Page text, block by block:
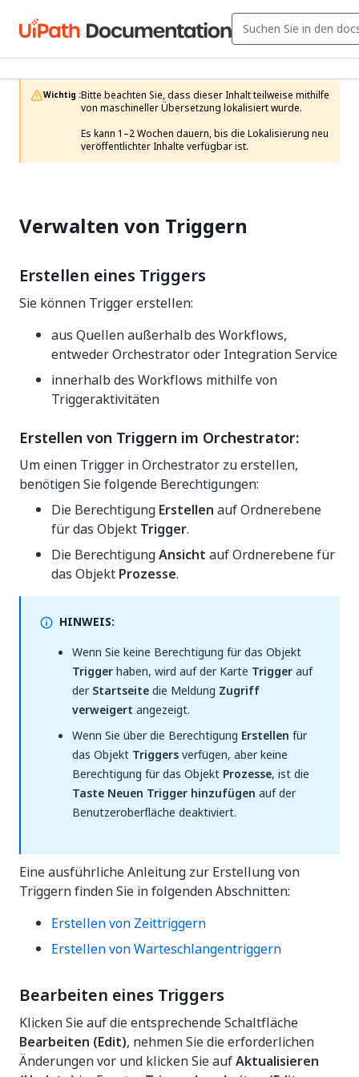
Wichtig :Bitte beachten Sie, dass dieser Inhalt teilweise mithilfe
von maschineller Übersetzung lokalisiert wurde.
Es kann 1–2 Wochen dauern, bis die Lokalisierung neu
veröffentlichter Inhalte verfügbar ist.
Verwalten von Triggern
Erstellen eines Triggers
Sie können Trigger erstellen:
aus Quellen außerhalb des Workflows,
entweder Orchestrator oder Integration Service
innerhalb des Workflows mithilfe von
Triggeraktivitäten
Erstellen von Triggern im Orchestrator:
Um einen Trigger in Orchestrator zu erstellen,
benötigen Sie folgende Berechtigungen:
Die Berechtigung Erstellen auf Ordnerebene
für das Objekt Trigger.
Die BerechtigungAnsicht auf Ordnerebene für
das Objekt Prozesse.
HINWEIS:
Wenn Sie keine Berechtigung für das Objekt
Triggerhaben, wird auf der Karte Triggerauf
derStartseitedie Meldung Zugriff
verweigert angezeigt.
Wenn Sie über die Berechtigung Erstellen für
das Objekt Triggersverfügen, aber keine
Berechtigung für das Objekt Prozesse, ist die
Taste Neuen Trigger hinzufügen auf der
Benutzeroberfläche deaktiviert.
Eine ausführliche Anleitung zur Erstellung von
Triggern finden Sie in folgenden Abschnitten:
Erstellen von Zeittriggern
Erstellen von Warteschlangentriggern
Bearbeiten eines Triggers
Klicken Sie auf die entsprechende Schaltfläche
Bearbeiten (Edit), nehmen Sie die erforderlichen
Änderungen vor und klicken Sie aufAktualisieren